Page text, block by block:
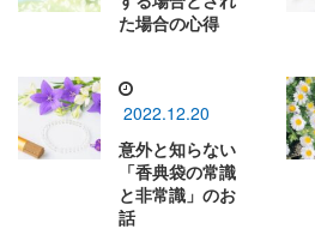
た場合の心得
2022.12.20
意外と知らない
「香典袋の常識
と非常識」のお
話